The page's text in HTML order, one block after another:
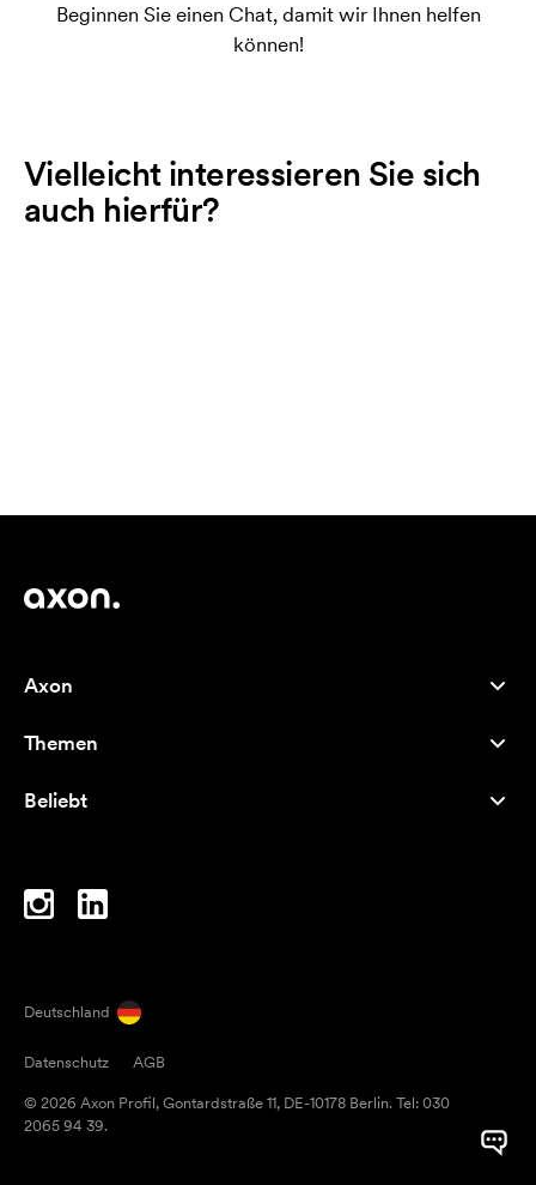
Beginnen Sie einen Chat, damit wir Ihnen helfen
können!
Vielleicht interessieren Sie sich
auch hierfür?
Axon
Über uns
Careers
Themen
Bestseller
Inspiration
Beliebt
Notizbücher
Regenschirme
Deutschland
Datenschutz
AGB
© 2026 Axon Profil, Gontardstraße 11, DE-10178 Berlin. Tel: 030
2065 94 39.